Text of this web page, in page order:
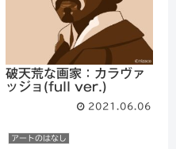
破天荒な画家：カラヴァ
ッジョ(full ver.)
2021.06.06
アートのはなし